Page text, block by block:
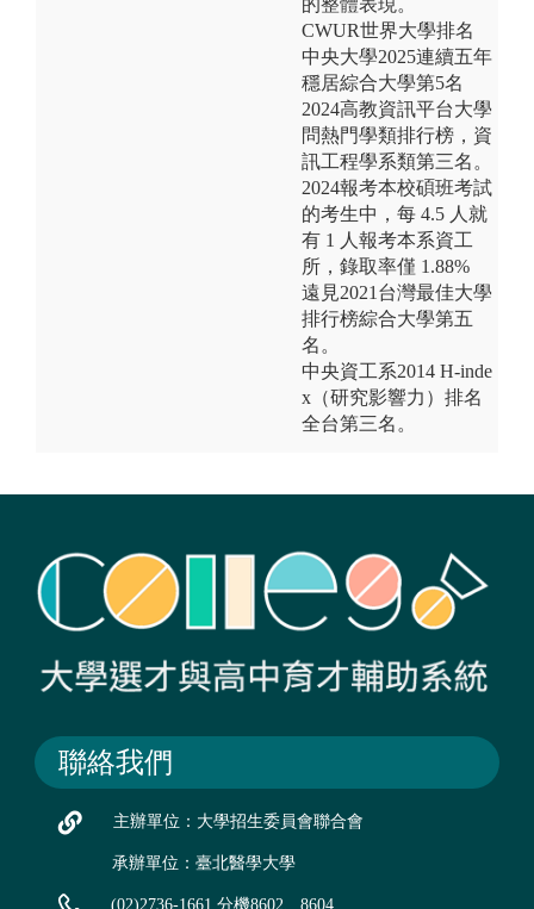
CWUR世界大學排名
中央大學2025連續五年
穩居綜合大學第5名
2024高教資訊平台大學
問熱門學類排行榜，資
訊工程學系類第三名。
2024報考本校碩班考試
的考生中，每 4.5 人就
有 1 人報考本系資工
所，錄取率僅 1.88%
遠見2021台灣最佳大學
排行榜綜合大學第五
名。
中央資工系2014 H-inde
x（研究影響力）排名
全台第三名。
聯絡我們
主辦單位：大學招生委員會聯合會
承辦單位：臺北醫學大學
(02)2736-1661 分機8602、8604